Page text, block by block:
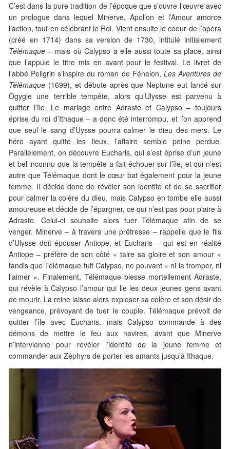
C’est dans la pure tradition de l’époque que s’ouvre l’œuvre avec
un prologue dans lequel Minerve, Apollon et l’Amour amorce
l’action, tout en célébrant le Roi. Vient ensuite le coeur de l’opéra
(créé en 1714) dans sa version de 1730, intitulé initialement
Télémaque – mais où Calypso a elle aussi toute sa place, ainsi
que l’appuie le titre mis en avant pour le festival. Le livret de
l’abbé Pellgrin s’inspire du roman de Fénelon, Les Aventures de
Télémaque (1699), et débute après que Neptune eut lancé sur
Ogygie une terrible tempête, alors qu’Ulysse est parvenu à
quitter l’île. Le mariage entre Adraste et Calypso – toujours
éprise du roi d’Ithaque – a donc été interrompu, et l’on apprend
que seul le sang d’Uysse pourra calmer le dieu des mers. Le
héro ayant quitté les lieux, l’affaire semble peine perdue.
Parallèlement, on découvre Eucharis, qui s’est éprise d’un jeune
et bel inconnu que la tempête a fait échouer sur l’île, et qui n’est
autre que Télémaque dont le cœur bat également pour la jeune
femme. Il décide donc de révéler son identité et de se sacrifier
pour calmer la colère du dieu, mais Calypso en tombe elle aussi
amoureuse et décide de l’épargner, ce qui n’est pas pour plaire à
Adraste. Celui-ci souhaite alors tuer Télémaque afin de se
venger. Minerve – à travers une prêtresse – rappelle que le fils
d’Ulysse doit épouser Antiope, et Eucharis – qui est en réalité
Antiope – préfère de son côté « taire sa gloire et son amour »
tandis que Télémaque fuit Calypso, ne pouvant « ni la tromper, ni
l’aimer ». Finalement, Télémaque blesse mortellement Adraste,
qui révèle à Calypso l’amour qui lie les deux jeunes gens avant
de mourir. La reine laisse alors exploser sa colère et son désir de
vengeance, prévoyant de tuer le couple. Télémaque prévoit de
quitter l’île avec Eucharis, mais Calypso commande à des
démons de mettre le feu aux navires, avant que Minerve
n’intervienne pour révéler l’identité de la jeune femme et
commander aux Zéphyrs de porter les amants jusqu’à Ithaque.